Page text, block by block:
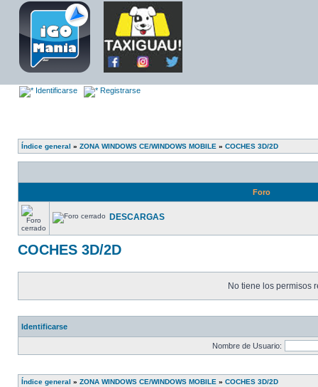
Identificarse Registrarse
Índice general » ZONA WINDOWS CE/WINDOWS MOBILE » COCHES 3D/2D
Foro
DESCARGAS
COCHES 3D/2D
No tiene los permisos
Identificarse
Nombre de Usuario:
Índice general » ZONA WINDOWS CE/WINDOWS MOBILE » COCHES 3D/2D